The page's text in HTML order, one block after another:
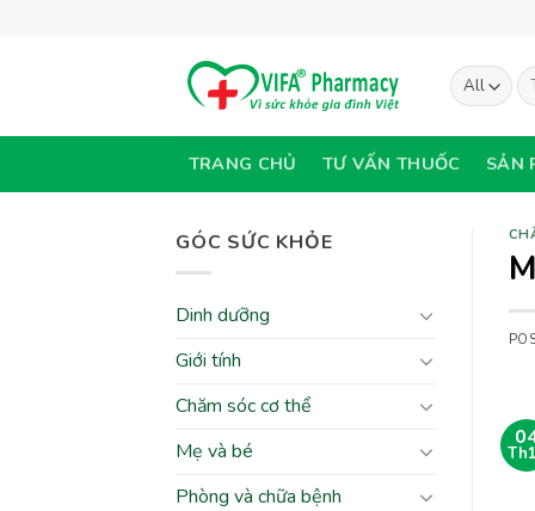
TRANG CHỦ TƯ VẤN THUỐC SẢN
GÓC SỨC KHỎE
Dinh dưỡng
Giới tính
Chăm sóc cơ thể
Mẹ và bé
Phòng và chữa bệnh